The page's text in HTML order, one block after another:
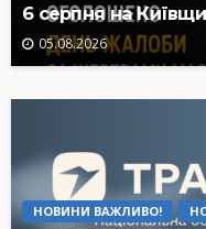
6 серпня на
05.08.2026
НОВИНИ ВАЖЛИВО!